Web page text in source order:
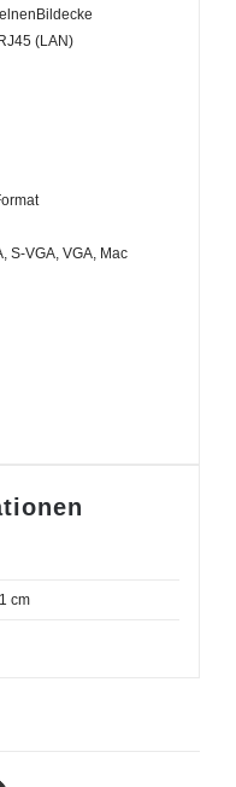
(LAN)
S-VGA, VGA, Mac
cm